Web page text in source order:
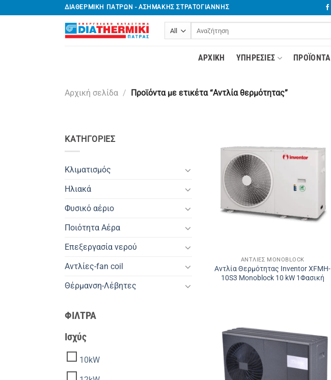
στο
ΔΙΑΘΕΡΜΙΚΗ ΠΑΤΡΩΝ - ΑΣΗΜΑΚΗΣ ΣΤΡΑΤΟΓΙΑΝΝΗΣ
Αναζήτηση
για:
ΑΡΧΙΚΉ YΠΗΡΕΣΊΕΣ ΠΡΟΪΌΝΤΑ
Αρχική σελίδα / Προϊόντα με ετικέτα “Αντλία θερμότητας”
ΚΑΤΗΓΟΡΊΕΣ
Κλιματισμός
Ηλιακά
Φυσικό αέριο
Ποιότητα Αέρα
Επεξεργασία νερού
Αντλίες-fan coil
Θέρμανση-Λέβητες
ΦΙΛΤΡΑ
Ισχύς
10kW
ΑΝΤΛΊΕΣ MONOBLOCK
Αντλία Θερμότητας Inventor XFMH-
10S3 Monoblock 10 kW 1Φασική